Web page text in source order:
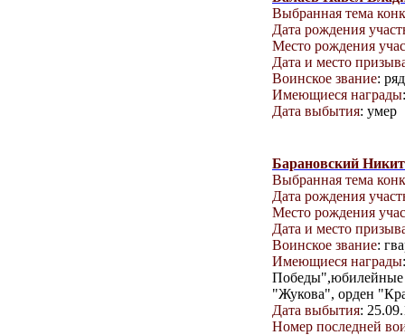
Выбранная тема
Дата рождения
Место рождения
Дата и место
Воинское звание:
Имеющиеся награды
Дата выбытия: умер
Барановский
Выбранная тема
Дата рождения
Место рождения
Дата и место
Воинское звание:
Имеющиеся награды
Победы",юбилейные
"Жукова", орден
Дата выбытия:
Номер последней